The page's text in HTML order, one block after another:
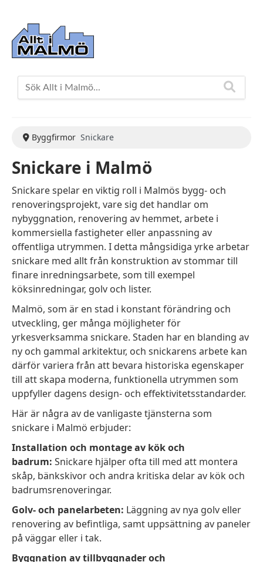
Byggfirmor Snickare
Snickare i Malmö
Snickare spelar en viktig roll i Malmös bygg- och
renoveringsprojekt, vare sig det handlar om
nybyggnation, renovering av hemmet, arbete i
kommersiella fastigheter eller anpassning av
offentliga utrymmen. I detta mångsidiga yrke arbetar
snickare med allt från konstruktion av stommar till
finare inredningsarbete, som till exempel
köksinredningar, golv och lister.
Malmö, som är en stad i konstant förändring och
utveckling, ger många möjligheter för
yrkesverksamma snickare. Staden har en blanding av
ny och gammal arkitektur, och snickarens arbete kan
därför variera från att bevara historiska egenskaper
till att skapa moderna, funktionella utrymmen som
uppfyller dagens design- och effektivitetsstandarder.
Här är några av de vanligaste tjänsterna som
snickare i Malmö erbjuder:
Installation och montage av kök och
badrum: Snickare hjälper ofta till med att montera
skåp, bänkskivor och andra kritiska delar av kök och
badrumsrenoveringar.
Golv- och panelarbeten: Läggning av nya golv eller
renovering av befintliga, samt uppsättning av paneler
på väggar eller i tak.
Byggnation av tillbyggnader och